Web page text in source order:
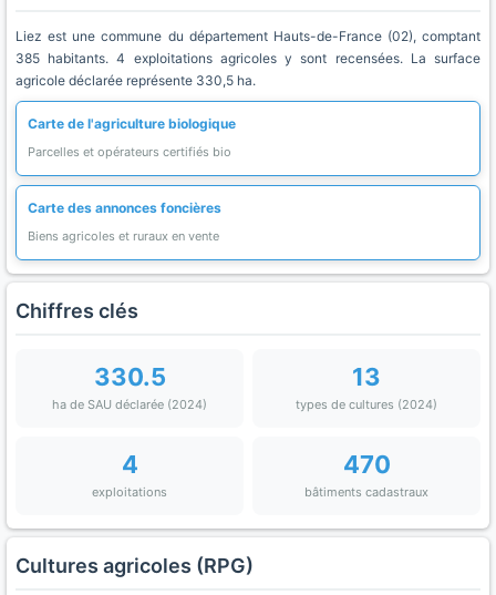
Liez est une commune du département Hauts-de-France (02), comptant
385 habitants. 4 exploitations agricoles y sont recensées. La surface
agricole déclarée représente 330,5 ha.
Carte de l'agriculture biologique
Parcelles et opérateurs certifiés bio
Carte des annonces foncières
Biens agricoles et ruraux en vente
Chiffres clés
330.5
ha de SAU déclarée (2024)
13
types de cultures (2024)
4
exploitations
470
bâtiments cadastraux
Cultures agricoles (RPG)